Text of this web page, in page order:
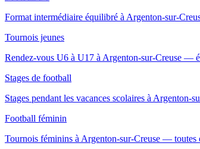
Format intermédiaire équilibré à Argenton-sur-
Tournois jeunes
Rendez-vous U6 à U17 à Argenton-sur-Creuse —
Stages de football
Stages pendant les vacances scolaires à Argenton-
Football féminin
Tournois féminins à Argenton-sur-Creuse — toutes